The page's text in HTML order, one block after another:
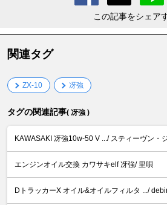
この記事をシェア
関連タグ
ZX-10 冴強
タグの関連記事( 冴強 )
KAWASAKI 冴強10w-50 V .../ スティーヴン・
エンジンオイル交換 カワサキelf 冴強/ 里唄
DトラッカーX オイル&オイルフィルタ .../